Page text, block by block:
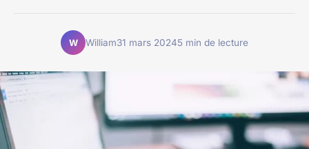
W William31 mars 20245 min de lecture